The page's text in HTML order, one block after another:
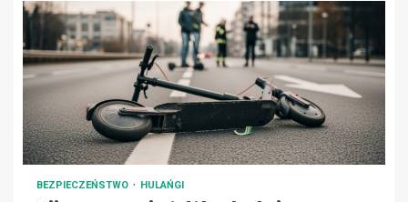
BEZPIECZEŃSTWO HULAŃGI